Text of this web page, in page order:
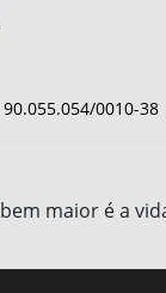
90.055.054/0010-38
maior é a